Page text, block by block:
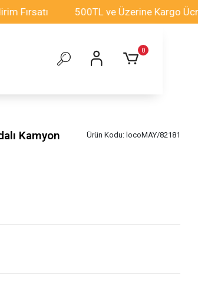
500TL ve Üzerine Kargo Ücretsiz!
0
Kamyon Ürün Kodu: locoMAY/82181